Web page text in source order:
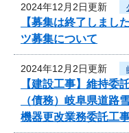
2024年12月2日更新
【募集は終了しまし
ツ募集について
2024年12月2日更新
【建設工事】維持
（債務）岐阜県道路
機器更改業務委託工